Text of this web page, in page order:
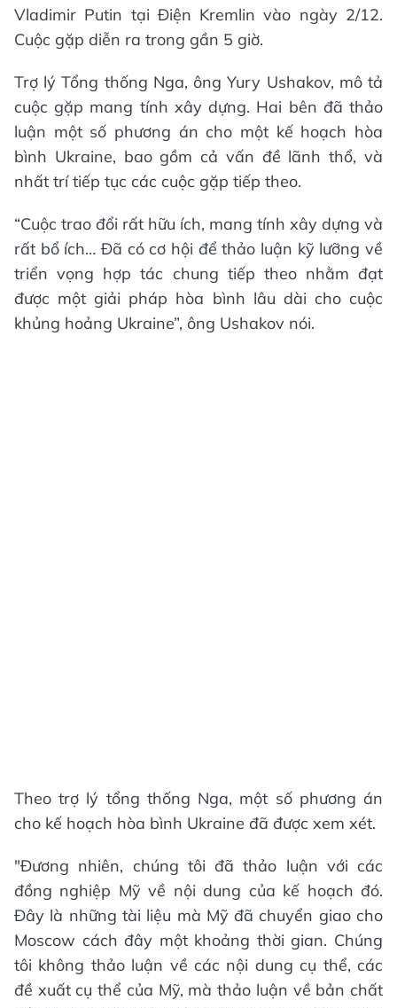
Vladimir Putin tại Điện Kremlin vào ngày 2/12.
Cuộc gặp diễn ra trong gần 5 giờ.
Trợ lý Tổng thống Nga, ông Yury Ushakov, mô tả
cuộc gặp mang tính xây dựng. Hai bên đã thảo
luận một số phương án cho một kế hoạch hòa
bình Ukraine, bao gồm cả vấn đề lãnh thổ, và
nhất trí tiếp tục các cuộc gặp tiếp theo.
“Cuộc trao đổi rất hữu ích, mang tính xây dựng và
rất bổ ích… Đã có cơ hội để thảo luận kỹ lưỡng về
triển vọng hợp tác chung tiếp theo nhằm đạt
được một giải pháp hòa bình lâu dài cho cuộc
khủng hoảng Ukraine”, ông Ushakov nói.
Theo trợ lý tổng thống Nga, một số phương án
cho kế hoạch hòa bình Ukraine đã được xem xét.
"Đương nhiên, chúng tôi đã thảo luận với các
đồng nghiệp Mỹ về nội dung của kế hoạch đó.
Đây là những tài liệu mà Mỹ đã chuyển giao cho
Moscow cách đây một khoảng thời gian. Chúng
tôi không thảo luận về các nội dung cụ thể, các
đề xuất cụ thể của Mỹ, mà thảo luận về bản chất